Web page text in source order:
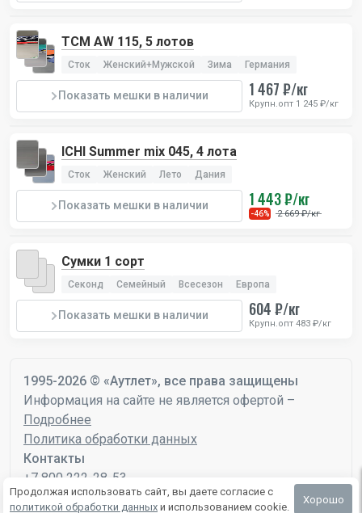
TCM AW 115, 5 лотов
Сток Женский+Мужской Зима Германия
Показать мешки в наличии 1 467 ₽/кг
Крупн.опт 1 245 ₽/кг
ICHI Summer mix 045, 4 лота
Сток Женский Лето Дания
Показать мешки в наличии 1 443 ₽/кг
-46% 2 669 ₽/кг
Сумки 1 сорт
Секонд Семейный Всесезон Европа
Показать мешки в наличии 604 ₽/кг
Крупн.опт 483 ₽/кг
1995-2026 © «Аутлет», все права защищены
Информация на сайте не является офертой –
Подробнее
Политика обработки данных
Контакты
+7 800 222-28-53
mail@autlet.ru
Продолжая использовать сайт, вы даете согласие с
политикой обработки данных и использованием cookie.
Хорошо